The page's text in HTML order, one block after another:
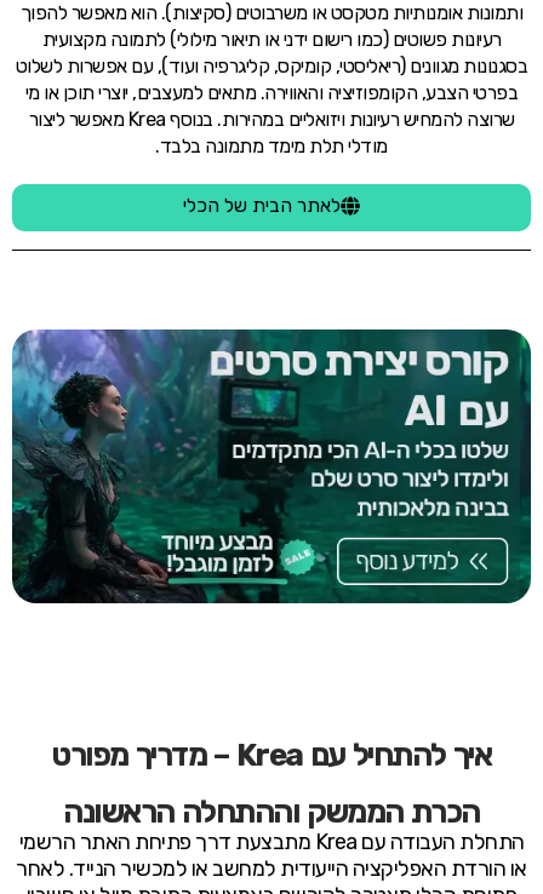
ותמונות אומנותיות מטקסט או משרבוטים (סקיצות). הוא מאפשר להפוך
רעיונות פשוטים (כמו רישום ידני או תיאור מילולי) לתמונה מקצועית
בסגנונות מגוונים (ריאליסטי, קומיקס, קליגרפיה ועוד), עם אפשרות לשלוט
בפרטי הצבע, הקומפוזיציה והאווירה. מתאים למעצבים, יוצרי תוכן או מי
שרוצה להמחיש רעיונות ויזואליים במהירות. בנוסף Krea מאפשר ליצור
מודלי תלת מימד מתמונה בלבד.
לאתר הבית של הכלי
איך להתחיל עם Krea – מדריך מפורט
הכרת הממשק וההתחלה הראשונה
התחלת העבודה עם Krea מתבצעת דרך פתיחת האתר הרשמי
או הורדת האפליקציה הייעודית למחשב או למכשיר הנייד. לאחר